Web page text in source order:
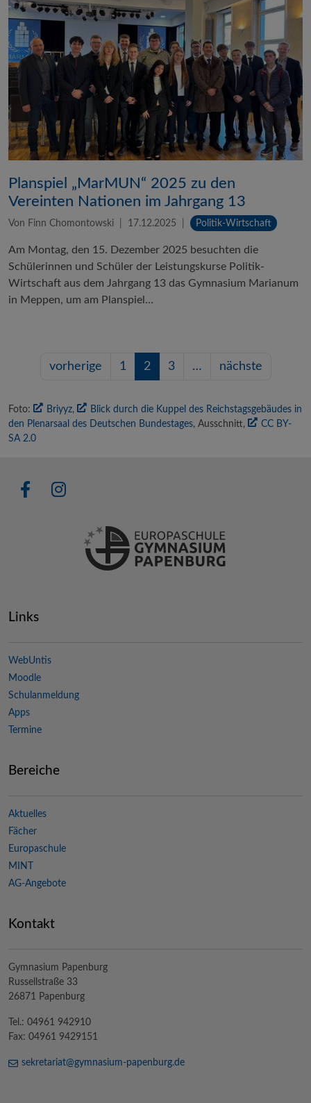
Planspiel „MarMUN“ 2025 zu den
Vereinten Nationen im Jahrgang 13
Von Finn Chomontowski 17.12.2025 Politik-Wirtschaft
Am Montag, den 15. Dezember 2025 besuchten die
Schülerinnen und Schüler der Leistungskurse Politik-
Wirtschaft aus dem Jahrgang 13 das Gymnasium Marianum
in Meppen, um am Planspiel…
vorherige 1 2 3 … nächste
Foto: Briyyz,
Blick durch die Kuppel des Reichstagsgebäudes in
den Plenarsaal des Deutschen Bundestages, Ausschnitt,
CC BY-
SA 2.0
Links
WebUntis
Moodle
Schulanmeldung
Apps
Termine
Bereiche
Aktuelles
Fächer
Europaschule
MINT
AG-Angebote
Kontakt
Gymnasium Papenburg
Russellstraße 33
26871 Papenburg
Tel.: 04961 942910
Fax: 04961 9429151
sekretariat@gymnasium-papenburg.de